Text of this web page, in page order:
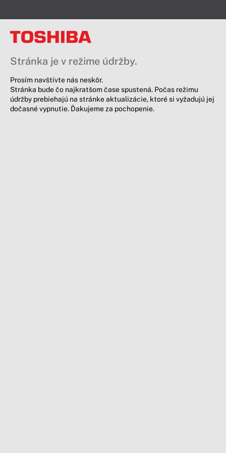
Stránka je v režime údržby.
Prosím navštívte nás neskôr.
Stránka bude čo najkratšom čase spustená. Počas režimu
údržby prebiehajú na stránke aktualizácie, ktoré si vyžadujú jej
dočasné vypnutie. Ďakujeme za pochopenie.